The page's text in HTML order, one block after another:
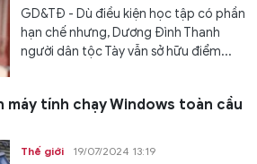
GD&TĐ - Dù điều kiện học tập có phần
hạn chế nhưng, Dương Đình Thanh
người dân tộc Tày vẫn sở hữu điểm...
máy tính chạy Windows toàn cầu
Thế giới 19/07/2024 13:19